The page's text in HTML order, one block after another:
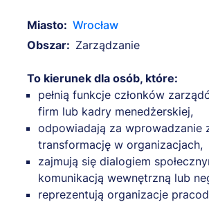
Miasto: Wrocław
Obszar: Zarządzanie
To kierunek dla osób, które:
pełnią funkcje członków
firm lub kadry menedżerskiej,
odpowiadają za wprowadzanie
transformację w organizacjach,
zajmują się dialogiem
komunikacją wewnętrzną lub
reprezentują organizacje